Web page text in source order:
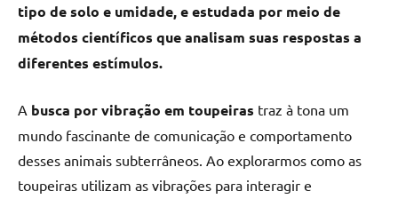
tipo de solo e umidade, e estudada por meio de
métodos científicos que analisam suas respostas a
diferentes estímulos.
A busca por vibração em toupeiras traz à tona um
mundo fascinante de comunicação e comportamento
desses animais subterrâneos. Ao explorarmos como as
toupeiras utilizam as vibrações para interagir e